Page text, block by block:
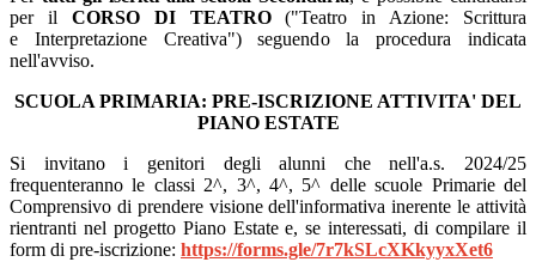
per il CORSO DI TEATRO("Teatro in Azione: Scrittura
e Interpretazione Creativa") seguendo la procedura indicata
nell'avviso.
SCUOLA PRIMARIA: PRE-ISCRIZIONE ATTIVITA' DEL
PIANO ESTATE
Si invitano i genitori degli alunni che nell'a.s. 2024/25
frequenteranno le classi 2^, 3^, 4^, 5^ delle scuole Primarie del
Comprensivo di prendere visione dell'informativa inerente le attività
rientranti nel progetto Piano Estate e, se interessati, di compilare il
form di pre-iscrizione: https://forms.gle/7r7kSLcXKkyyxXet6